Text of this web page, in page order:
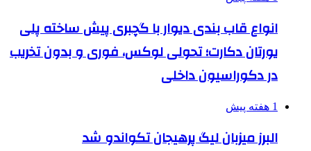
انواع قاب بندی دیوار با گچبری پیش ساخته پلی
یورتان دکارت؛ تحولی لوکس، فوری و بدون تخریب
در دکوراسیون داخلی
1 هفته پیش
البرز میزبان لیگ پرهیجان تکواندو شد